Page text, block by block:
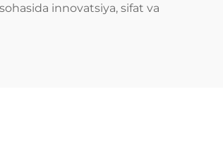
innovatsiya, sifat va